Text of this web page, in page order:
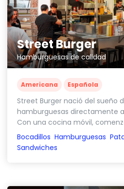
Street Burger
Hamburguesas de calidad
Americana Española
Street Burger nació del sueño
hamburguesas directamente
Con una cocina móvil,
Bocadillos Hamburguesas
Sandwiches